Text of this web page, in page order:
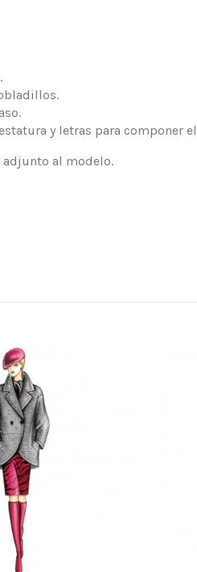
y letras para componer
adjunto al modelo.